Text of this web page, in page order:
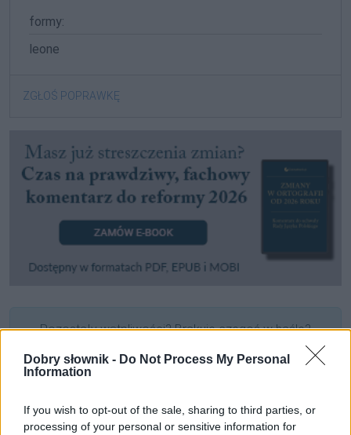
Dobry słownik - Do Not Process My Personal
Information
If you wish to opt-out of the sale, sharing to third parties, or
processing of your personal or sensitive information for
formy:
leone
ZGŁOŚ POPRAWKĘ
Pozostały wątpliwości? Brakuje czegoś w haśle?